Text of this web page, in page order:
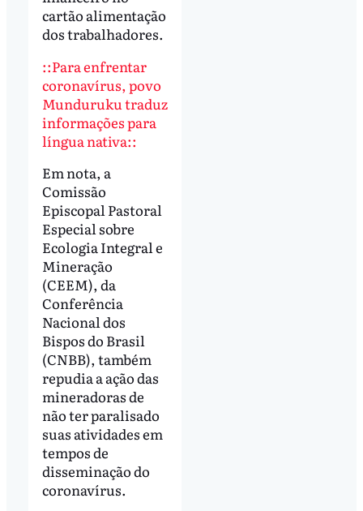
cartão alimentação
dos trabalhadores.
::Para enfrentar
coronavírus, povo
Munduruku traduz
informações para
língua nativa::
Em nota, a
Comissão
Episcopal Pastoral
Especial sobre
Ecologia Integral e
Mineração
(CEEM), da
Conferência
Nacional dos
Bispos do Brasil
(CNBB), também
repudia a ação das
mineradoras de
não ter paralisado
suas atividades em
tempos de
disseminação do
coronavírus.